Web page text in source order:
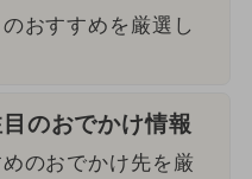
のおすすめを厳選し
目のおでかけ情報
のおでかけ先を厳